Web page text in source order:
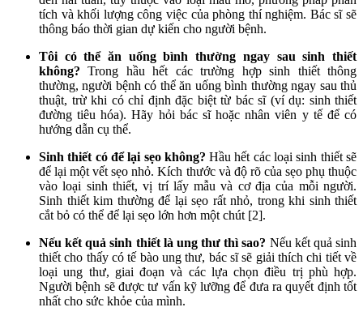
tích và khối lượng công việc của phòng thí nghiệm. Bác sĩ sẽ
thông báo thời gian dự kiến cho người bệnh.
Tôi có thể ăn uống bình thường ngay sau sinh thiết
không? Trong hầu hết các trường hợp sinh thiết thông
thường, người bệnh có thể ăn uống bình thường ngay sau thủ
thuật, trừ khi có chỉ định đặc biệt từ bác sĩ (ví dụ: sinh thiết
đường tiêu hóa). Hãy hỏi bác sĩ hoặc nhân viên y tế để có
hướng dẫn cụ thể.
Sinh thiết có để lại sẹo không? Hầu hết các loại sinh thiết sẽ
để lại một vết sẹo nhỏ. Kích thước và độ rõ của sẹo phụ thuộc
vào loại sinh thiết, vị trí lấy mẫu và cơ địa của mỗi người.
Sinh thiết kim thường để lại sẹo rất nhỏ, trong khi sinh thiết
cắt bỏ có thể để lại sẹo lớn hơn một chút [2].
Nếu kết quả sinh thiết là ung thư thì sao? Nếu kết quả sinh
thiết cho thấy có tế bào ung thư, bác sĩ sẽ giải thích chi tiết về
loại ung thư, giai đoạn và các lựa chọn điều trị phù hợp.
Người bệnh sẽ được tư vấn kỹ lưỡng để đưa ra quyết định tốt
nhất cho sức khỏe của mình.